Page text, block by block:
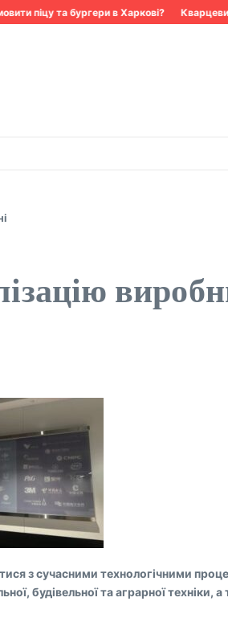
піцу та бургери в Харкові? Кварцевий
з сучасними технологічними
будівельної та аграрної